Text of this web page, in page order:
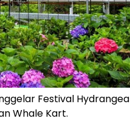
Festival Hydrangea
Whale Kart.